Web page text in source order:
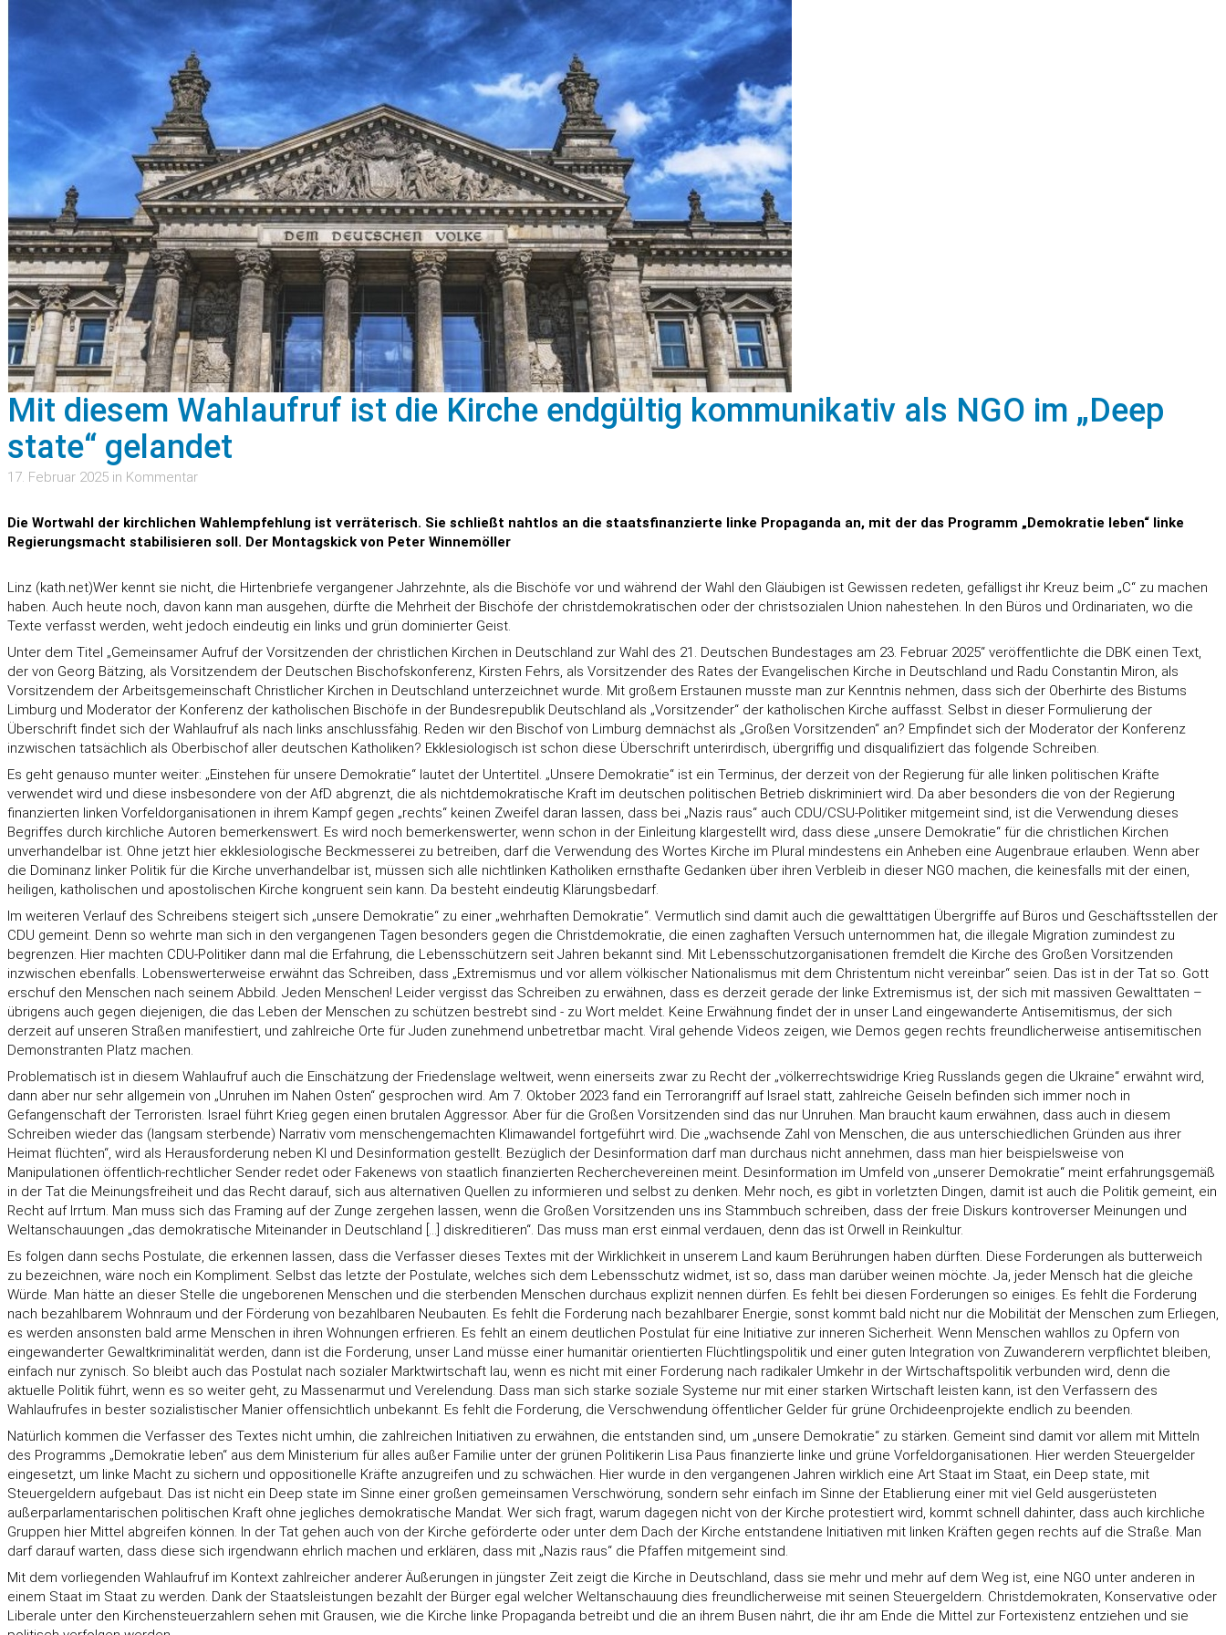
Mit diesem Wahlaufruf ist die Kirche endgültig kommunikativ als NGO im „Deep
state“ gelandet
17. Februar 2025 in Kommentar
Die Wortwahl der kirchlichen Wahlempfehlung ist verräterisch. Sie schließt nahtlos an die staatsfinanzierte linke Propaganda an, mit der das Programm „Demokratie leben“ linke
Regierungsmacht stabilisieren soll. Der Montagskick von Peter Winnemöller
Linz (kath.net)Wer kennt sie nicht, die Hirtenbriefe vergangener Jahrzehnte, als die Bischöfe vor und während der Wahl den Gläubigen ist Gewissen redeten, gefälligst ihr Kreuz beim „C“ zu machen
haben. Auch heute noch, davon kann man ausgehen, dürfte die Mehrheit der Bischöfe der christdemokratischen oder der christsozialen Union nahestehen. In den Büros und Ordinariaten, wo die
Texte verfasst werden, weht jedoch eindeutig ein links und grün dominierter Geist.
Unter dem Titel „Gemeinsamer Aufruf der Vorsitzenden der christlichen Kirchen in Deutschland zur Wahl des 21. Deutschen Bundestages am 23. Februar 2025“ veröffentlichte die DBK einen Text,
der von Georg Bätzing, als Vorsitzendem der Deutschen Bischofskonferenz, Kirsten Fehrs, als Vorsitzender des Rates der Evangelischen Kirche in Deutschland und Radu Constantin Miron, als
Vorsitzendem der Arbeitsgemeinschaft Christlicher Kirchen in Deutschland unterzeichnet wurde. Mit großem Erstaunen musste man zur Kenntnis nehmen, dass sich der Oberhirte des Bistums
Limburg und Moderator der Konferenz der katholischen Bischöfe in der Bundesrepublik Deutschland als „Vorsitzender“ der katholischen Kirche auffasst. Selbst in dieser Formulierung der
Überschrift findet sich der Wahlaufruf als nach links anschlussfähig. Reden wir den Bischof von Limburg demnächst als „Großen Vorsitzenden“ an? Empfindet sich der Moderator der Konferenz
inzwischen tatsächlich als Oberbischof aller deutschen Katholiken? Ekklesiologisch ist schon diese Überschrift unterirdisch, übergriffig und disqualifiziert das folgende Schreiben.
Es geht genauso munter weiter: „Einstehen für unsere Demokratie“ lautet der Untertitel. „Unsere Demokratie“ ist ein Terminus, der derzeit von der Regierung für alle linken politischen Kräfte
verwendet wird und diese insbesondere von der AfD abgrenzt, die als nichtdemokratische Kraft im deutschen politischen Betrieb diskriminiert wird. Da aber besonders die von der Regierung
finanzierten linken Vorfeldorganisationen in ihrem Kampf gegen „rechts“ keinen Zweifel daran lassen, dass bei „Nazis raus“ auch CDU/CSU-Politiker mitgemeint sind, ist die Verwendung dieses
Begriffes durch kirchliche Autoren bemerkenswert. Es wird noch bemerkenswerter, wenn schon in der Einleitung klargestellt wird, dass diese „unsere Demokratie“ für die christlichen Kirchen
unverhandelbar ist. Ohne jetzt hier ekklesiologische Beckmesserei zu betreiben, darf die Verwendung des Wortes Kirche im Plural mindestens ein Anheben eine Augenbraue erlauben. Wenn aber
die Dominanz linker Politik für die Kirche unverhandelbar ist, müssen sich alle nichtlinken Katholiken ernsthafte Gedanken über ihren Verbleib in dieser NGO machen, die keinesfalls mit der einen,
heiligen, katholischen und apostolischen Kirche kongruent sein kann. Da besteht eindeutig Klärungsbedarf.
Im weiteren Verlauf des Schreibens steigert sich „unsere Demokratie“ zu einer „wehrhaften Demokratie“. Vermutlich sind damit auch die gewalttätigen Übergriffe auf Büros und Geschäftsstellen der
CDU gemeint. Denn so wehrte man sich in den vergangenen Tagen besonders gegen die Christdemokratie, die einen zaghaften Versuch unternommen hat, die illegale Migration zumindest zu
begrenzen. Hier machten CDU-Politiker dann mal die Erfahrung, die Lebensschützern seit Jahren bekannt sind. Mit Lebensschutzorganisationen fremdelt die Kirche des Großen Vorsitzenden
inzwischen ebenfalls. Lobenswerterweise erwähnt das Schreiben, dass „Extremismus und vor allem völkischer Nationalismus mit dem Christentum nicht vereinbar“ seien. Das ist in der Tat so. Gott
erschuf den Menschen nach seinem Abbild. Jeden Menschen! Leider vergisst das Schreiben zu erwähnen, dass es derzeit gerade der linke Extremismus ist, der sich mit massiven Gewalttaten –
übrigens auch gegen diejenigen, die das Leben der Menschen zu schützen bestrebt sind - zu Wort meldet. Keine Erwähnung findet der in unser Land eingewanderte Antisemitismus, der sich
derzeit auf unseren Straßen manifestiert, und zahlreiche Orte für Juden zunehmend unbetretbar macht. Viral gehende Videos zeigen, wie Demos gegen rechts freundlicherweise antisemitischen
Demonstranten Platz machen.
Problematisch ist in diesem Wahlaufruf auch die Einschätzung der Friedenslage weltweit, wenn einerseits zwar zu Recht der „völkerrechtswidrige Krieg Russlands gegen die Ukraine“ erwähnt wird,
dann aber nur sehr allgemein von „Unruhen im Nahen Osten“ gesprochen wird. Am 7. Oktober 2023 fand ein Terrorangriff auf Israel statt, zahlreiche Geiseln befinden sich immer noch in
Gefangenschaft der Terroristen. Israel führt Krieg gegen einen brutalen Aggressor. Aber für die Großen Vorsitzenden sind das nur Unruhen. Man braucht kaum erwähnen, dass auch in diesem
Schreiben wieder das (langsam sterbende) Narrativ vom menschengemachten Klimawandel fortgeführt wird. Die „wachsende Zahl von Menschen, die aus unterschiedlichen Gründen aus ihrer
Heimat flüchten“, wird als Herausforderung neben KI und Desinformation gestellt. Bezüglich der Desinformation darf man durchaus nicht annehmen, dass man hier beispielsweise von
Manipulationen öffentlich-rechtlicher Sender redet oder Fakenews von staatlich finanzierten Recherchevereinen meint. Desinformation im Umfeld von „unserer Demokratie“ meint erfahrungsgemäß
in der Tat die Meinungsfreiheit und das Recht darauf, sich aus alternativen Quellen zu informieren und selbst zu denken. Mehr noch, es gibt in vorletzten Dingen, damit ist auch die Politik gemeint, ein
Recht auf Irrtum. Man muss sich das Framing auf der Zunge zergehen lassen, wenn die Großen Vorsitzenden uns ins Stammbuch schreiben, dass der freie Diskurs kontroverser Meinungen und
Weltanschauungen „das demokratische Miteinander in Deutschland […] diskreditieren“. Das muss man erst einmal verdauen, denn das ist Orwell in Reinkultur.
Es folgen dann sechs Postulate, die erkennen lassen, dass die Verfasser dieses Textes mit der Wirklichkeit in unserem Land kaum Berührungen haben dürften. Diese Forderungen als butterweich
zu bezeichnen, wäre noch ein Kompliment. Selbst das letzte der Postulate, welches sich dem Lebensschutz widmet, ist so, dass man darüber weinen möchte. Ja, jeder Mensch hat die gleiche
Würde. Man hätte an dieser Stelle die ungeborenen Menschen und die sterbenden Menschen durchaus explizit nennen dürfen. Es fehlt bei diesen Forderungen so einiges. Es fehlt die Forderung
nach bezahlbarem Wohnraum und der Förderung von bezahlbaren Neubauten. Es fehlt die Forderung nach bezahlbarer Energie, sonst kommt bald nicht nur die Mobilität der Menschen zum Erliegen,
es werden ansonsten bald arme Menschen in ihren Wohnungen erfrieren. Es fehlt an einem deutlichen Postulat für eine Initiative zur inneren Sicherheit. Wenn Menschen wahllos zu Opfern von
eingewanderter Gewaltkriminalität werden, dann ist die Forderung, unser Land müsse einer humanitär orientierten Flüchtlingspolitik und einer guten Integration von Zuwanderern verpflichtet bleiben,
einfach nur zynisch. So bleibt auch das Postulat nach sozialer Marktwirtschaft lau, wenn es nicht mit einer Forderung nach radikaler Umkehr in der Wirtschaftspolitik verbunden wird, denn die
aktuelle Politik führt, wenn es so weiter geht, zu Massenarmut und Verelendung. Dass man sich starke soziale Systeme nur mit einer starken Wirtschaft leisten kann, ist den Verfassern des
Wahlaufrufes in bester sozialistischer Manier offensichtlich unbekannt. Es fehlt die Forderung, die Verschwendung öffentlicher Gelder für grüne Orchideenprojekte endlich zu beenden.
Natürlich kommen die Verfasser des Textes nicht umhin, die zahlreichen Initiativen zu erwähnen, die entstanden sind, um „unsere Demokratie“ zu stärken. Gemeint sind damit vor allem mit Mitteln
des Programms „Demokratie leben“ aus dem Ministerium für alles außer Familie unter der grünen Politikerin Lisa Paus finanzierte linke und grüne Vorfeldorganisationen. Hier werden Steuergelder
eingesetzt, um linke Macht zu sichern und oppositionelle Kräfte anzugreifen und zu schwächen. Hier wurde in den vergangenen Jahren wirklich eine Art Staat im Staat, ein Deep state, mit
Steuergeldern aufgebaut. Das ist nicht ein Deep state im Sinne einer großen gemeinsamen Verschwörung, sondern sehr einfach im Sinne der Etablierung einer mit viel Geld ausgerüsteten
außerparlamentarischen politischen Kraft ohne jegliches demokratische Mandat. Wer sich fragt, warum dagegen nicht von der Kirche protestiert wird, kommt schnell dahinter, dass auch kirchliche
Gruppen hier Mittel abgreifen können. In der Tat gehen auch von der Kirche geförderte oder unter dem Dach der Kirche entstandene Initiativen mit linken Kräften gegen rechts auf die Straße. Man
darf darauf warten, dass diese sich irgendwann ehrlich machen und erklären, dass mit „Nazis raus“ die Pfaffen mitgemeint sind.
Mit dem vorliegenden Wahlaufruf im Kontext zahlreicher anderer Äußerungen in jüngster Zeit zeigt die Kirche in Deutschland, dass sie mehr und mehr auf dem Weg ist, eine NGO unter anderen in
einem Staat im Staat zu werden. Dank der Staatsleistungen bezahlt der Bürger egal welcher Weltanschauung dies freundlicherweise mit seinen Steuergeldern. Christdemokraten, Konservative oder
Liberale unter den Kirchensteuerzahlern sehen mit Grausen, wie die Kirche linke Propaganda betreibt und die an ihrem Busen nährt, die ihr am Ende die Mittel zur Fortexistenz entziehen und sie